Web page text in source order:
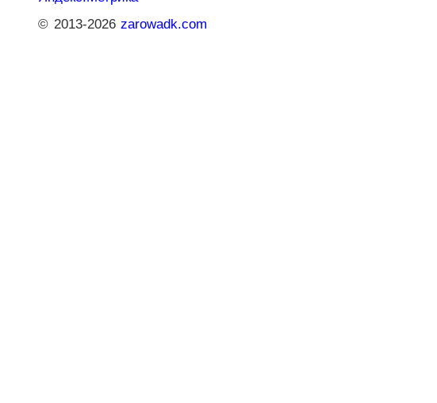
© 2013-2026zarowadk.com